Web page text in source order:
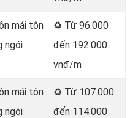
mái tôn
ngói
♻️ Từ 96.000
đến 192.000
vnđ/m
mái tôn
ngói
♻️ Từ 107.000
đến 114.000